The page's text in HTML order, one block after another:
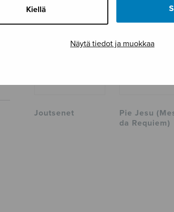
Kiellä
Näytä tiedot ja muokkaa
Joutsenet
Pie Jesu
da Requiem)